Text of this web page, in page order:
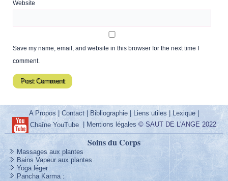
Website
Save my name, email, and website in this browser for the next time I
comment.
A Propos |Contact Bibliographie Liens utiles | Lexique
Chaîne YouTube| Mentions légales © SAUT DE L'ANGE 2022
Soins du Corps
Massages aux plantes
Bains Vapeur aux plantes
Yoga léger
Pancha Karma: